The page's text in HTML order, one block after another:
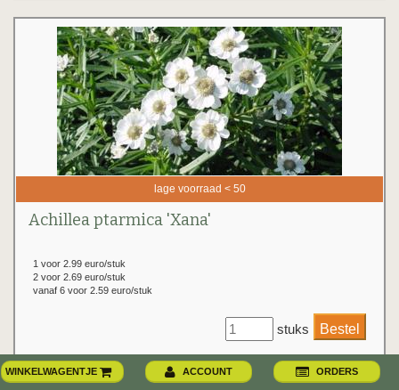
lage voorraad < 50
Achillea ptarmica 'Xana'
1 voor 2.99 euro/stuk
2 voor 2.69 euro/stuk
vanaf 6 voor 2.59 euro/stuk
stuks
bloemkleur: wit
WINKELWAGENTJE ACCOUNT ORDERS